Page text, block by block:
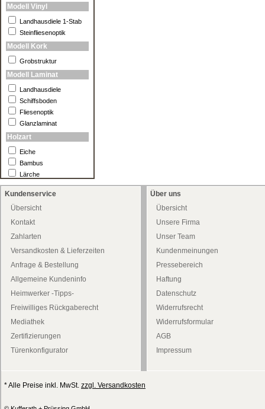
Modell Vinyl
Landhausdiele 1-Stab
Steinfliesenoptik
Modell Kork
Grobstruktur
Modell Laminat
Landhausdiele
Schiffsboden
Fliesenoptik
Glanzlaminat
Holzart
Eiche
Bambus
Lärche
Kundenservice
Übersicht
Kontakt
Zahlarten
Versandkosten & Lieferzeiten
Anfrage & Bestellung
Allgemeine Kundeninfo
Heimwerker -Tipps-
Freiwilliges Rückgaberecht
Mediathek
Zertifizierungen
Türenkonfigurator
Über uns
Übersicht
Unsere Firma
Unser Team
Kundenmeinungen
Pressebereich
Haftung
Datenschutz
Widerrufsrecht
Widerrufsformular
AGB
Impressum
* Alle Preise inkl. MwSt. zzgl. Versandkosten